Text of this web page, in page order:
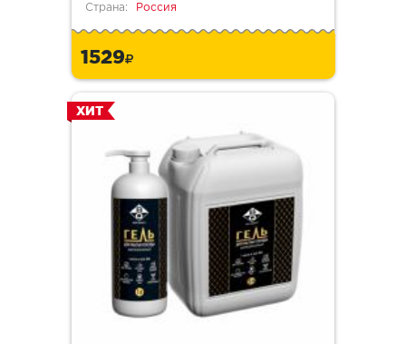
Страна:
Россия
1529
ХИТ